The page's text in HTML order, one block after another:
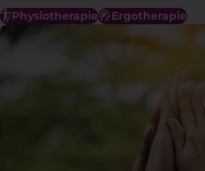
Physiotherapie
Ergotherapie